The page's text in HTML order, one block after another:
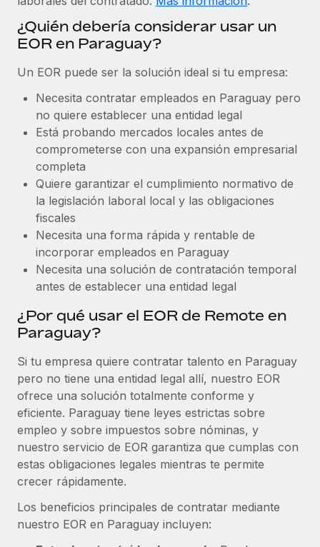
Proporciona dispositivos tecnológicos y contrólalos
en todo el mundo.
Apertura de entidades
Abre entidades conforme a la legalidad enseguida.
Movilidad y reubicación
Reubica a los empleados con facilidad.
Prestaciones
Gestiona las prestaciones de los empleados sin
complicaciones.
BLOG
Novedades de producto de Remote:
Management Plus
La misión de Remote sigue siendo ayudar a empresas de
todos los tamaños a contratar, gestionar y...
Más información
Pento se convierte en un empleador equitativo
con Remote
Gestionar las nóminas internamente es complicado. Tardas
semanas en hacerlo manualmente y, al mes...
¿Quién debería considerar usar un
EOR en Paraguay?
Un EOR puede ser la solución ideal si tu empresa:
Necesita contratar empleados en Paraguay pero
no quiere establecer una entidad legal
Está probando mercados locales antes de
comprometerse con una expansión empresarial
completa
Quiere garantizar el cumplimiento normativo de
la legislación laboral local y las obligaciones
fiscales
Necesita una forma rápida y rentable de
incorporar empleados en Paraguay
Necesita una solución de contratación temporal
antes de establecer una entidad legal
¿Por qué usar el EOR de Remote en
Paraguay?
Si tu empresa quiere contratar talento en Paraguay
pero no tiene una entidad legal allí, nuestro EOR
ofrece una solución totalmente conforme y
eficiente. Paraguay tiene leyes estrictas sobre
empleo y sobre impuestos sobre nóminas, y
nuestro servicio de EOR garantiza que cumplas con
estas obligaciones legales mientras te permite
crecer rápidamente.
Los beneficios principales de contratar mediante
nuestro EOR en Paraguay incluyen: